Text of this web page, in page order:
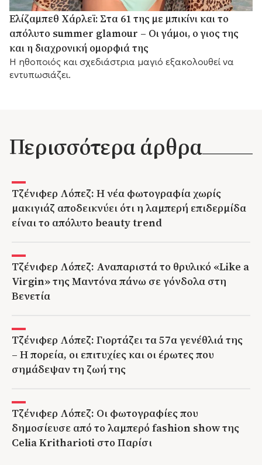
Ελίζαμπεθ Χάρλεϊ: Στα 61 της με μπικίνι και το
απόλυτο summer glamour – Οι γάμοι, ο γιος της
και η διαχρονική ομορφιά της
Η ηθοποιός και σχεδιάστρια μαγιό εξακολουθεί να
εντυπωσιάζει.
Περισσότερα άρθρα
Τζένιφερ Λόπεζ: Η νέα φωτογραφία χωρίς
μακιγιάζ αποδεικνύει ότι η λαμπερή επιδερμίδα
είναι το απόλυτο beauty trend
Τζένιφερ Λόπεζ: Αναπαριστά το θρυλικό «Like a
Virgin» της Μαντόνα πάνω σε γόνδολα στη
Βενετία
Τζένιφερ Λόπεζ: Γιορτάζει τα 57α γενέθλιά της
– Η πορεία, οι επιτυχίες και οι έρωτες που
σημάδεψαν τη ζωή της
Τζένιφερ Λόπεζ: Οι φωτογραφίες που
δημοσίευσε από το λαμπερό fashion show της
Celia Kritharioti στο Παρίσι